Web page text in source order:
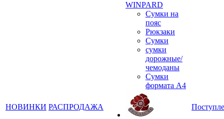
НОВИНКИ РАСПРОДАЖА
WINPARD
Сумки на
пояс
Рюкзаки
Сумки
сумки
дорожные/
чемоданы
Сумки
формата А4